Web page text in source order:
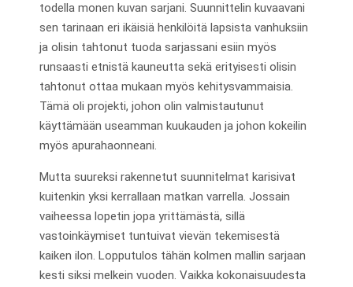
todella monen kuvan sarjani. Suunnittelin kuvaavani
sen tarinaan eri ikäisiä henkilöitä lapsista vanhuksiin
ja olisin tahtonut tuoda sarjassani esiin myös
runsaasti etnistä kauneutta sekä erityisesti olisin
tahtonut ottaa mukaan myös kehitysvammaisia.
Tämä oli projekti, johon olin valmistautunut
käyttämään useamman kuukauden ja johon kokeilin
myös apurahaonneani.
Mutta suureksi rakennetut suunnitelmat karisivat
kuitenkin yksi kerrallaan matkan varrella. Jossain
vaiheessa lopetin jopa yrittämästä, sillä
vastoinkäymiset tuntuivat vievän tekemisestä
kaiken ilon. Lopputulos tähän kolmen mallin sarjaan
kesti siksi melkein vuoden. Vaikka kokonaisuudesta